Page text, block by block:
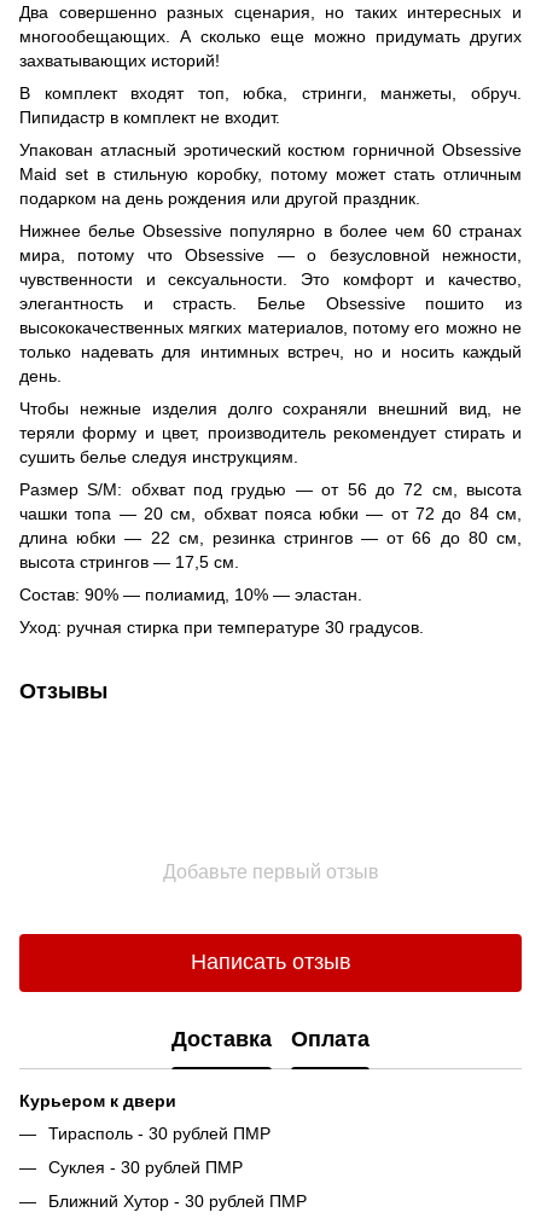
Два совершенно разных сценария, но таких интересных и
многообещающих. А сколько еще можно придумать других
захватывающих историй!
В комплект входят топ, юбка, стринги, манжеты, обруч.
Пипидастр в комплект не входит.
Упакован атласный эротический костюм горничной Obsessive
Maid set в стильную коробку, потому может стать отличным
подарком на день рождения или другой праздник.
Нижнее белье Obsessive популярно в более чем 60 странах
мира, потому что Obsessive — о безусловной нежности,
чувственности и сексуальности. Это комфорт и качество,
элегантность и страсть. Белье Obsessive пошито из
высококачественных мягких материалов, потому его можно не
только надевать для интимных встреч, но и носить каждый
день.
Чтобы нежные изделия долго сохраняли внешний вид, не
теряли форму и цвет, производитель рекомендует стирать и
сушить белье следуя инструкциям.
Размер S/M: обхват под грудью — от 56 до 72 см, высота
чашки топа — 20 см, обхват пояса юбки — от 72 до 84 см,
длина юбки — 22 см, резинка стрингов — от 66 до 80 см,
высота стрингов — 17,5 см.
Состав: 90% — полиамид, 10% — эластан.
Уход: ручная стирка при температуре 30 градусов.
Отзывы
Добавьте первый отзыв
Написать отзыв
Доставка Оплата
Курьером к двери
Тирасполь - 30 рублей ПМР
Суклея - 30 рублей ПМР
Ближний Хутор - 30 рублей ПМР